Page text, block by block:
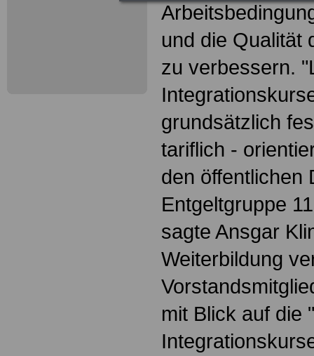
und die Qualität
zu verbessern.
grundsätzlich
tariflich -
den öffentlichen
Entgeltgruppe
sagte Ansgar
Weiterbildung
mit Blick auf die